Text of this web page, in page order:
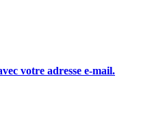
à terme
votre adresse e-mail.